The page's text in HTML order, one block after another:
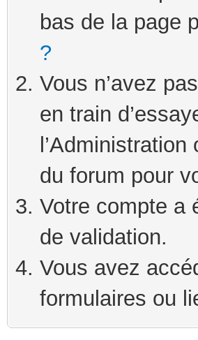
bas de la page
?
Vous n’avez
en train
du forum pour
Votre compte a
de validation.
Vous avez
formulaires ou